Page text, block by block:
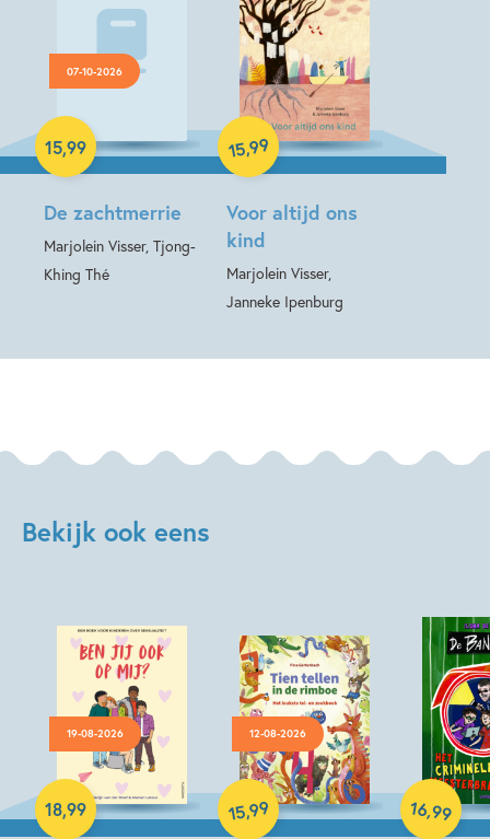
07-10-2026
De zachtmerrie
Marjolein Visser, Tjong-
Khing Thé
15,99
Voor altijd ons
kind
Marjolein Visser,
Janneke Ipenburg
15,99
Hardcover
Bekijk ook eens
19-08-2026
18,99
Hardcover
12-08-2026
15,99
Hardcover
16,99
Hardcover